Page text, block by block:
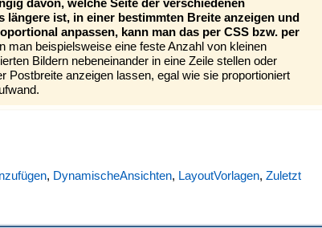
längere ist, in einer bestimmten Breite anzeigen und
anpassen, kann man das per CSS bzw. per
man beispielsweise eine feste Anzahl von kleinen
Bildern nebeneinander in eine Zeile stellen oder
Postbreite anzeigen lassen, egal wie sie proportioniert
, DynamischeAnsichten, LayoutVorlagen, Zuletzt